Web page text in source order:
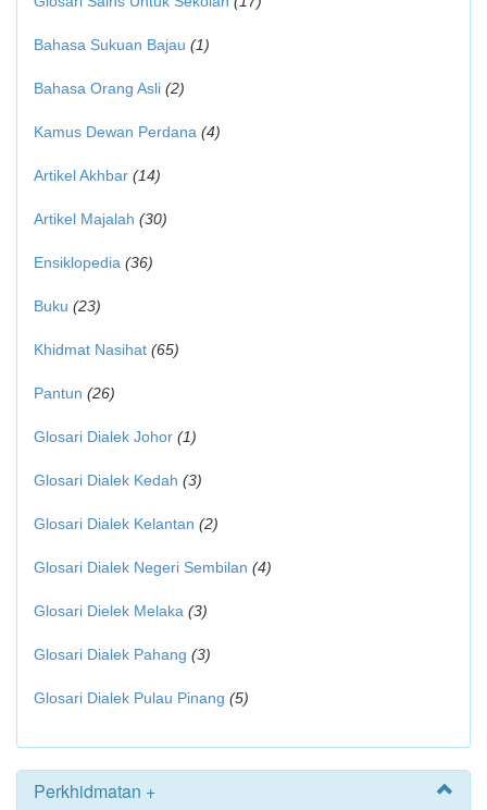
Bahasa Sukuan Bajau (1)
Bahasa Orang Asli (2)
Kamus Dewan Perdana (4)
Artikel Akhbar (14)
Artikel Majalah (30)
Ensiklopedia (36)
Buku (23)
Khidmat Nasihat (65)
Pantun (26)
Glosari Dialek Johor (1)
Glosari Dialek Kedah (3)
Glosari Dialek Kelantan (2)
Glosari Dialek Negeri Sembilan (4)
Glosari Dielek Melaka (3)
Glosari Dialek Pahang (3)
Glosari Dialek Pulau Pinang (5)
Perkhidmatan +